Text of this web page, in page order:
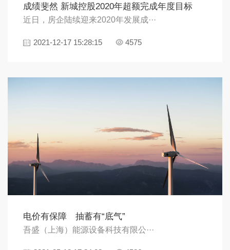
成绩斐然 新城控股2020年超额完成年度目标
近日，房企陆续迎来2020年发展成···
2021-12-17 15:28:15 4575
电价有保障 抽蓄有“底气”
吾盛（上海）能源设备科技有限公···